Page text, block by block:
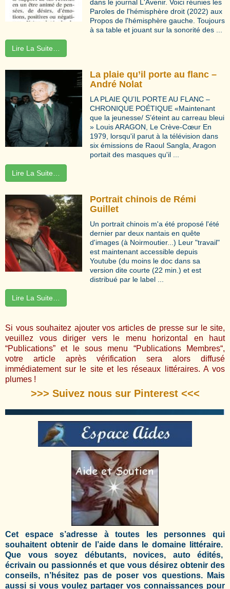
dans le journal L'Avenir. Voici réunies les
Paroles de l'hémisphère droit (2022) aux
Propos de l'hémisphère gauche. Toujours
à sa table et jouant sur la sonorité des ...
Lire La Suite…
La plaie qu’il porte au flanc –
André Nolat
LA PLAIE QU’IL PORTE AU FLANC –
CHRONIQUE POÉTIQUE «Maintenant
que la jeunesse/ S’éteint au carreau bleui
» Louis ARAGON, Le Crève-Cœur En
1979, lorsqu'il parut à la télévision dans
six émissions de Raoul Sangla, Aragon
portait des masques qu'il ...
Lire La Suite…
Portrait chinois de Rémi
Guillet
Un portrait chinois m'a été proposé l'été
dernier par deux nantais en quête
d'images (à Noirmoutier...) Leur "travail"
est maintenant accessible depuis
Youtube (du moins le doc dans sa
version dite courte (22 min.) et est
distribué par le label ...
Lire La Suite…
Si vous souhaitez ajouter vos articles de presse sur le site,
veuillez vous diriger vers le menu horizontal en haut
“Publications” et le sous menu “Publications Membres“,
votre article après vérification sera alors diffusé
immédiatement sur le site et les réseaux littéraires. A vos
plumes !
>>> Suivez nous sur Pinterest <<<
Cet espace s’adresse à toutes les personnes qui
souhaitent obtenir de l’aide dans le domaine littéraire.
Que vous soyez débutants, novices, auto édités,
écrivain ou passionnés et que vous désirez obtenir des
conseils, n’hésitez pas de poser vos questions. Mais
aussi si vous voulez partager vos connaissances pour